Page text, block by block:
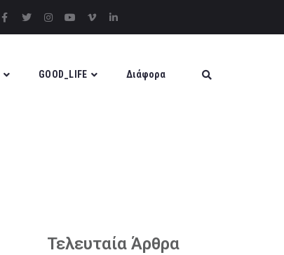
GOOD_LIFE Διάφορα
Τελευταία Άρθρα